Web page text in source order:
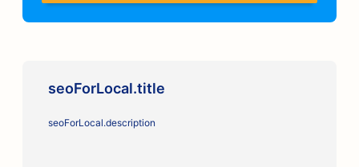
seoForLocal.title
seoForLocal.description